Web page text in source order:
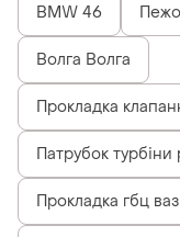
BMW 46
Волга Волга
Прокладка
Патрубок
Прокладка гбц ваз